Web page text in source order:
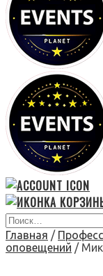
Главная /
оповещений /